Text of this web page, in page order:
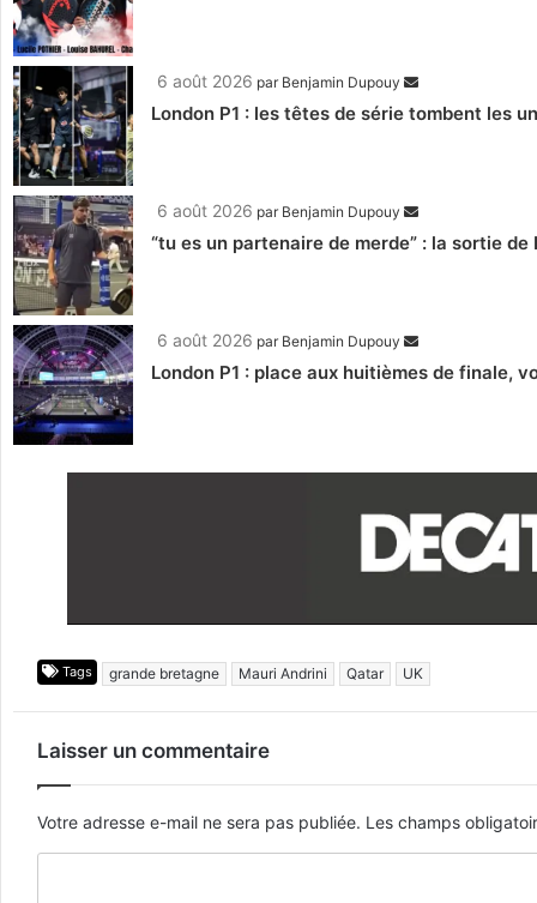
6 août 2026 par Benjamin Dupouy
London P1 : les têtes de série tombent les
6 août 2026 par Benjamin Dupouy
“tu es un partenaire de merde” : la sortie
6 août 2026 par Benjamin Dupouy
London P1 : place aux huitièmes de finale,
Tags grande bretagne Mauri Andrini Qatar UK
Laisser un commentaire
Votre adresse e-mail ne sera pas publiée. Les champs